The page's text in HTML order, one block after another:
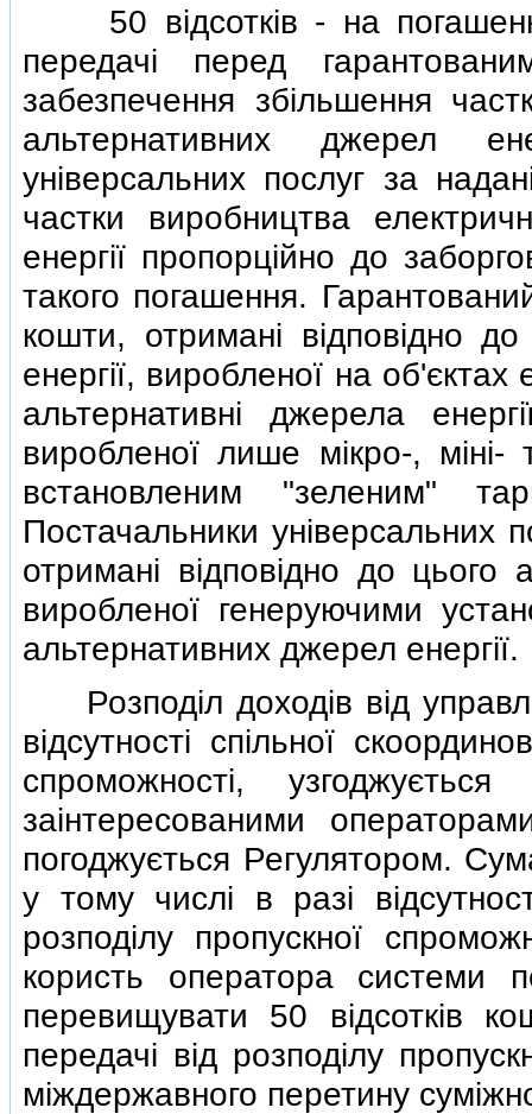
50 вiдсоткiв - на
передачi перед
забезпечення збiльшення
альтернативних джерел
унiверсальних послуг за
частки виробництва
енергiї пропорцiйно до
такого погашення.
кошти, отриманi вiдповiдно до
енергiї, виробленої на
альтернативнi джерела
виробленої лише мiкро-, мiнi-
встановленим "зеленим"
Постачальники унiверсальних
отриманi вiдповiдно до цього
виробленої генеруючими
альтернативних джерел енергiї.
Розподiл доходiв вiд
вiдсутностi спiльної
спроможностi,
заiнтересованими
погоджується Регулятором.
у тому числi в разi
розподiлу пропускної
користь оператора системи
перевищувати 50 вiдсоткiв
передачi вiд розподiлу
мiждержавного перетину